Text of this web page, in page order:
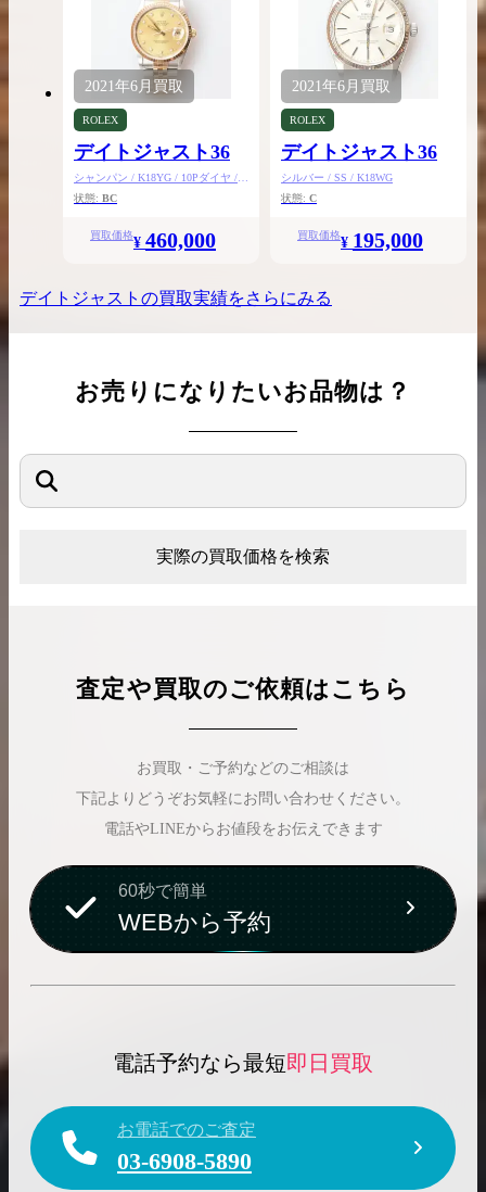
2021年6月 買取
ROLEX
デイトジャスト36
シャンパン / K18YG / 10Pダイヤ /
SS
状態: BC
買取価格¥ 460,000
2021年6月 買取
ROLEX
デイトジャスト36
シルバー / SS / K18WG
状態: C
買取価格¥ 195,000
デイトジャスト の買取実績をさらにみる
お売りになりたいお品物は？
実際の買取価格を検索
査定や買取のご依頼はこちら
お買取・ご予約などのご相談は
下記よりどうぞお気軽にお問い合わせください。
電話やLINEからお値段をお伝えできます
60秒で簡単
WEBから予約
電話予約なら最短即日買取
お電話でのご査定
03-6908-5890